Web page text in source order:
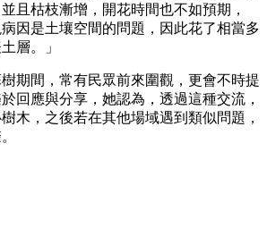
且枯枝漸增，開花時間也不如預期，
病因是土壤空間的問題，因此花了相當多
層。」
期間，常有民眾前來圍觀，更會不時提
回應與分享，她認為，透過這種交流，
木，之後若在其他場域遇到類似問題，